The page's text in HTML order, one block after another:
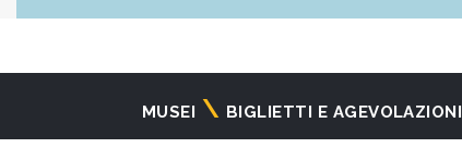
Navigazione
MUSEI BIGLIETTI E AGEVOLAZIONI